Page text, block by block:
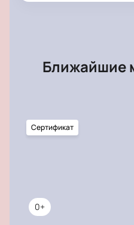
Ближайшие
0+
Сертификат